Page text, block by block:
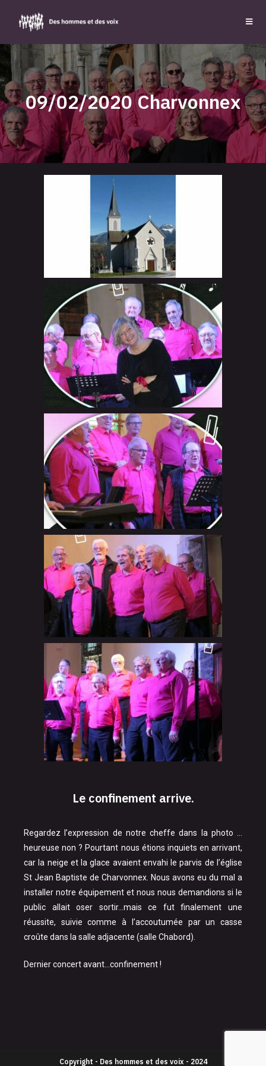
09/02/2020 Charvonnex
Le confinement arrive.
Regardez l’expression de notre cheffe dans la photo …
heureuse non ? Pourtant nous étions inquiets en arrivant,
car la neige et la glace avaient envahi le parvis de l’église
St Jean Baptiste de Charvonnex. Nous avons eu du mal a
installer notre équipement et nous nous demandions si le
public allait oser sortir…mais ce fut finalement une
réussite, suivie comme à l’accoutumée par un casse
croûte dans la salle adjacente (salle Chabord).
Dernier concert avant…confinement !
Copyright - Des hommes et des voix - 2024